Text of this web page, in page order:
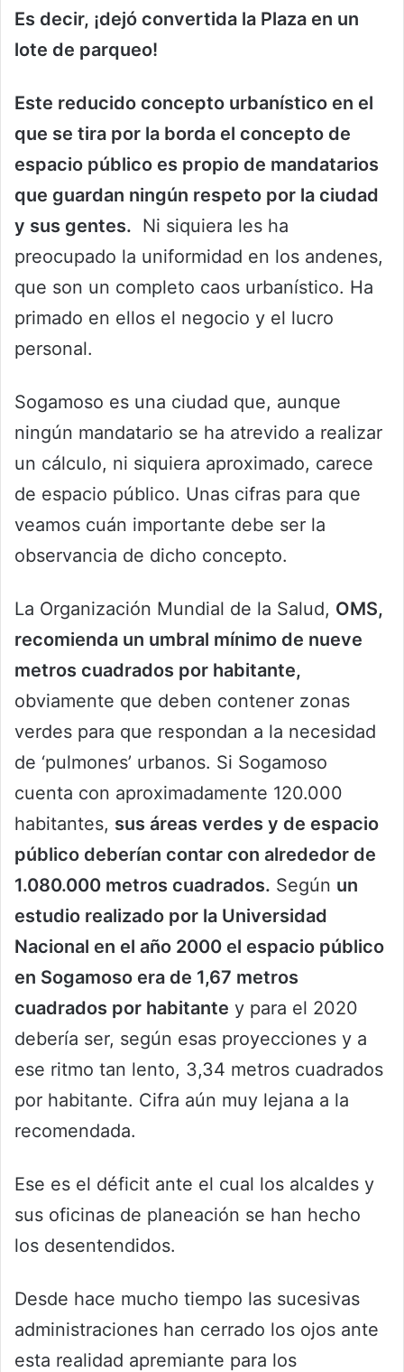
Es decir, ¡dejó convertida la Plaza en un
lote de parqueo!
Este reducido concepto urbanístico en el
que se tira por la borda el concepto de
espacio público es propio de mandatarios
que guardan ningún respeto por la ciudad
y sus gentes. Ni siquiera les ha
preocupado la uniformidad en los andenes,
que son un completo caos urbanístico. Ha
primado en ellos el negocio y el lucro
personal.
Sogamoso es una ciudad que, aunque
ningún mandatario se ha atrevido a realizar
un cálculo, ni siquiera aproximado, carece
de espacio público. Unas cifras para que
veamos cuán importante debe ser la
observancia de dicho concepto.
La Organización Mundial de la Salud, OMS,
recomienda un umbral mínimo de nueve
metros cuadrados por habitante,
obviamente que deben contener zonas
verdes para que respondan a la necesidad
de ‘pulmones’ urbanos. Si Sogamoso
cuenta con aproximadamente 120.000
habitantes, sus áreas verdes y de espacio
público deberían contar con alrededor de
1.080.000 metros cuadrados. Según un
estudio realizado por la Universidad
Nacional en el año 2000 el espacio público
en Sogamoso era de 1,67 metros
cuadrados por habitante y para el 2020
debería ser, según esas proyecciones y a
ese ritmo tan lento, 3,34 metros cuadrados
por habitante. Cifra aún muy lejana a la
recomendada.
Ese es el déficit ante el cual los alcaldes y
sus oficinas de planeación se han hecho
los desentendidos.
Desde hace mucho tiempo las sucesivas
administraciones han cerrado los ojos ante
esta realidad apremiante para los